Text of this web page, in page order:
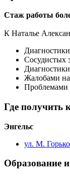
Стаж работы
К Наталье
Сосудистых
Жалобами на
Проблемами
Где получить
Энгельс
ул. М.
Образование